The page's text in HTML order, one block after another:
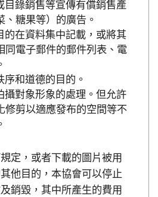
目錄銷售等宣傳有償銷售產
、糖果等）的廣告。
的在資料集中記載，或將其
同電子郵件的郵件列表、電
序和道德的目的。
攝對象形象的處理。但允許
修剪以適應發布的空間等不
定，或者下載的圖片被用
他目的，本協會可以停止
銷毀，其中所產生的費用